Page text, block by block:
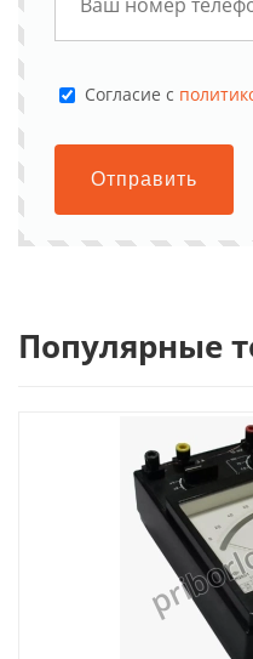
Cогласие с
Отправить
Популярные